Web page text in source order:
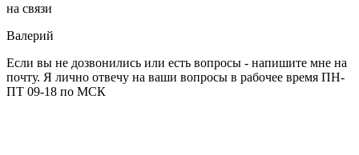
на связи
Валерий
Если вы не дозвонились или есть вопросы - напишите мне на
почту. Я лично отвечу на ваши вопросы в рабочее время ПН-
ПТ 09-18 по МСК